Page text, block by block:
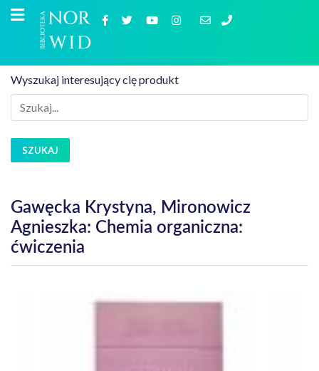
Wyszukaj interesujący cię produkt
SZUKAJ
Gawęcka Krystyna, Mironowicz
Agnieszka: Chemia organiczna:
ćwiczenia